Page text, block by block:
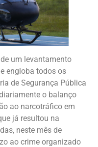
um levantamento
engloba todos os
de Segurança Pública
o balanço
ao narcotráfico em
já resultou na
neste mês de
ao crime organizado